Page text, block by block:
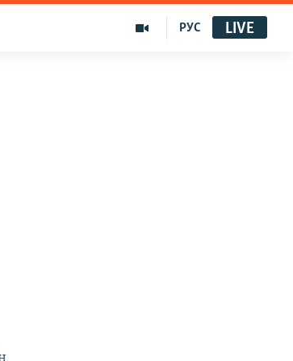
РУС LIVE